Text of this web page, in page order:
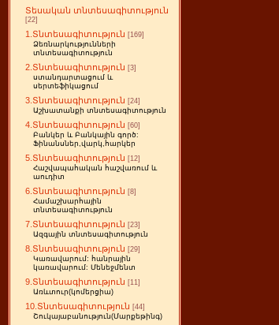
Տեսական տնտեսագիտություն
[22]
1.Տնտեսագիտություն [169]
Ձեռնարկությունների
տնտեսագիտություն
2.Տնտեսագիտություն [3]
ստանդարտացում և
սերտեֆիկացում
3.Տնտեսագիտություն [24]
Աշխատանքի տնտեսագիտություն
4.Տնտեսագիտություն [60]
Բանկեր և Բանկային գործ:
Ֆինանսներ,վարկ,հարկեր
5.Տնտեսագիտություն [12]
Հաշվապահական հաշվառում և
աուդիտ
6.Տնտեսագիտություն [8]
Համաշխարհային
տնտեսագիտություն
7.Տնտեսագիտություն [23]
Ազգային տնտեսագիտություն
8.Տնտեսագիտություն [29]
Կառավարում: հանրային
կառավարում: Մենեջմենտ
9.Տնտեսագիտություն [11]
Առևտուր(կոմերցիա)
10.Տնտեսագիտություն [44]
Շուկայաբանություն(Մարքեթինգ)